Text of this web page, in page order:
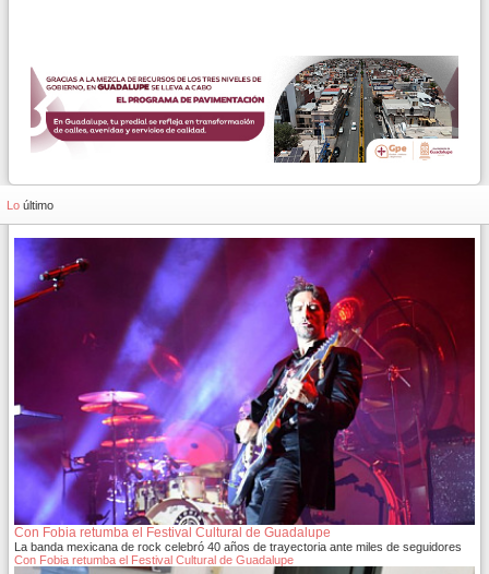
Lo último
Con Fobia retumba el Festival Cultural de Guadalupe
La banda mexicana de rock celebró 40 años de trayectoria ante miles de seguidores
Con Fobia retumba el Festival Cultural de Guadalupe